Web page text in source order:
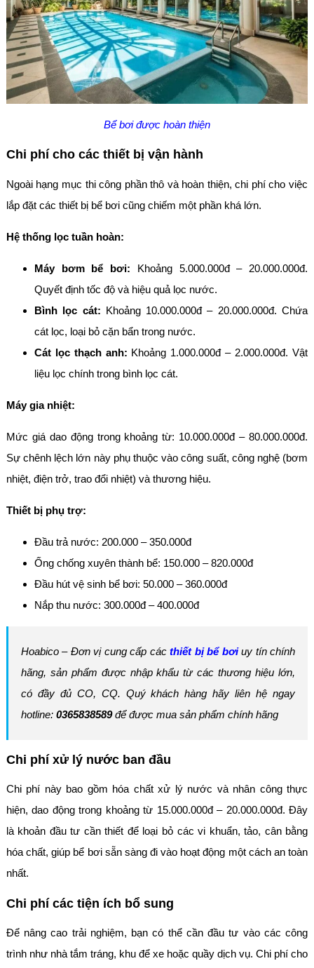
Bể bơi được hoàn thiện
Chi phí cho các thiết bị vận hành
Ngoài hạng mục thi công phần thô và hoàn thiện, chi phí cho việc
lắp đặt các thiết bị bể bơi cũng chiếm một phần khá lớn.
Hệ thống lọc tuần hoàn:
Máy bơm bể bơi: Khoảng 5.000.000đ – 20.000.000đ.
Quyết định tốc độ và hiệu quả lọc nước.
Bình lọc cát: Khoảng 10.000.000đ – 20.000.000đ. Chứa
cát lọc, loại bỏ cặn bẩn trong nước.
Cát lọc thạch anh: Khoảng 1.000.000đ – 2.000.000đ. Vật
liệu lọc chính trong bình lọc cát.
Máy gia nhiệt:
Mức giá dao động trong khoảng từ: 10.000.000đ – 80.000.000đ.
Sự chênh lệch lớn này phụ thuộc vào công suất, công nghệ (bơm
nhiệt, điện trở, trao đổi nhiệt) và thương hiệu.
Thiết bị phụ trợ:
Đầu trả nước: 200.000 – 350.000đ
Ống chống xuyên thành bể: 150.000 – 820.000đ
Đầu hút vệ sinh bể bơi: 50.000 – 360.000đ
Nắp thu nước: 300.000đ – 400.000đ
Hoabico – Đơn vị cung cấp cácthiết bị bể bơi uy tín chính
hãng, sản phẩm được nhập khẩu từ các thương hiệu lớn,
có đầy đủ CO, CQ. Quý khách hàng hãy liên hệ ngay
hotline: 0365838589để được mua sản phẩm chính hãng
Chi phí xử lý nước ban đầu
Chi phí này bao gồm hóa chất xử lý nước và nhân công thực
hiện, dao động trong khoảng từ 15.000.000đ – 20.000.000đ. Đây
là khoản đầu tư cần thiết để loại bỏ các vi khuẩn, tảo, cân bằng
hóa chất, giúp bể bơi sẵn sàng đi vào hoạt động một cách an toàn
nhất.
Chi phí các tiện ích bổ sung
Để nâng cao trải nghiệm, bạn có thể cần đầu tư vào các công
trình như nhà tắm tráng, khu để xe hoặc quầy dịch vụ. Chi phí cho